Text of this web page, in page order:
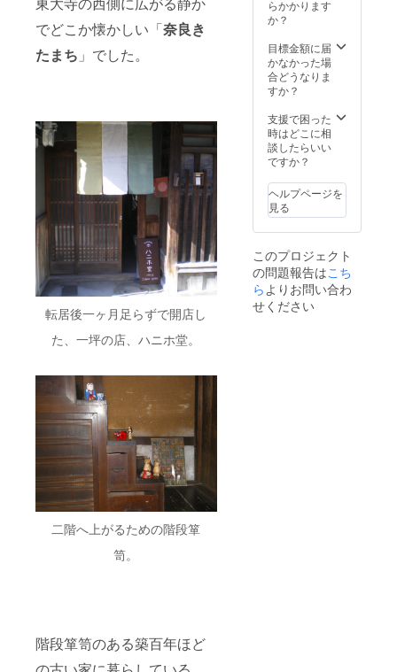
でどこか懐かしい「奈良き
たまち 」でした。
転居後一ヶ月足らずで開店し
た、一坪の店、ハニホ堂。
二階へ上がるための階段箪
笥。
階段箪笥のある築百年ほど
を「か
「カ
ナ」で
お伝え
「あり
がと
う」な
どの
セージ
や、お
子さん
や好き
ター、
選手の
お名前
でも承
りま
み物と
また
は、お
みくじ
を引く
ケット
解説と
してお
使いく
（和歌
のおみ
くじな
どには
ていま
せ
ん）。
こちら
に直筆
らかかります
か？
目標金額に届
かなかった場
合どうなりま
すか？
支援で困った
時はどこに相
談したらいい
ですか？
ヘルプページを
見る
このプロジェクト
の問題報告はこち
ら よりお問い合わ
せください